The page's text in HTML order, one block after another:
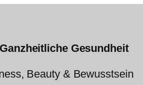
Gesundheit
Beauty & Bewusstsein